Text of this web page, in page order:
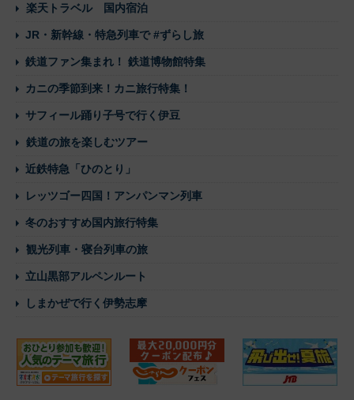
楽天トラベル 国内宿泊
JR・新幹線・特急列車で #ずらし旅
鉄道ファン集まれ！ 鉄道博物館特集
カニの季節到来！カニ旅行特集！
サフィール踊り子号で行く伊豆
鉄道の旅を楽しむツアー
近鉄特急「ひのとり」
レッツゴー四国！アンパンマン列車
冬のおすすめ国内旅行特集
観光列車・寝台列車の旅
立山黒部アルペンルート
しまかぜで行く伊勢志摩